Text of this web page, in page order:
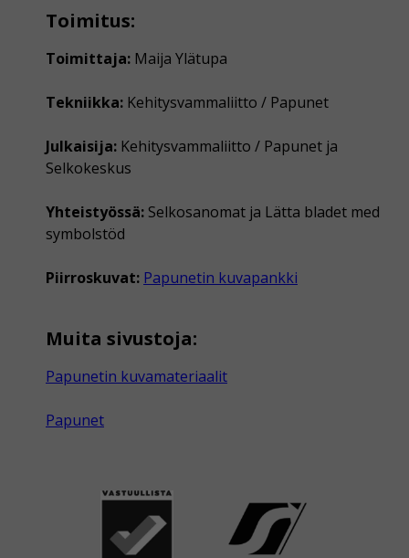
Toimitus:
Toimittaja: Maija Ylätupa
Tekniikka: Kehitysvammaliitto / Papunet
Julkaisija: Kehitysvammaliitto / Papunet ja
Selkokeskus
Yhteistyössä: Selkosanomat ja Lätta bladet med
symbolstöd
Piirroskuvat: Papunetin kuvapankki
Muita sivustoja:
Papunetin kuvamateriaalit
Papunet